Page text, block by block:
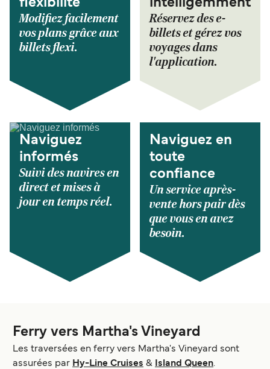
flexibilité
Modifiez facilement
vos plans grâce aux
billets flexi.
intelligemment
Réservez des e-
billets et gérez vos
voyages dans
l'application.
Naviguez
informés
Suivi des navires en
direct et mises à
jour en temps réel.
Naviguez en
toute
confiance
Un service après-
vente hors pair dès
que vous en avez
besoin.
Ferry vers Martha's Vineyard
Les traversées en ferry vers Martha's Vineyard sont
assurées par Hy-Line Cruises & Island Queen.